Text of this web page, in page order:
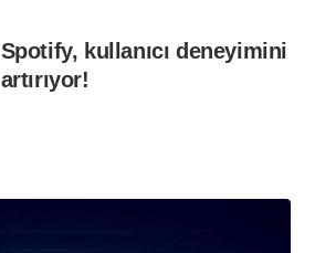
Spotify, kullanıcı deneyimini
artırıyor!